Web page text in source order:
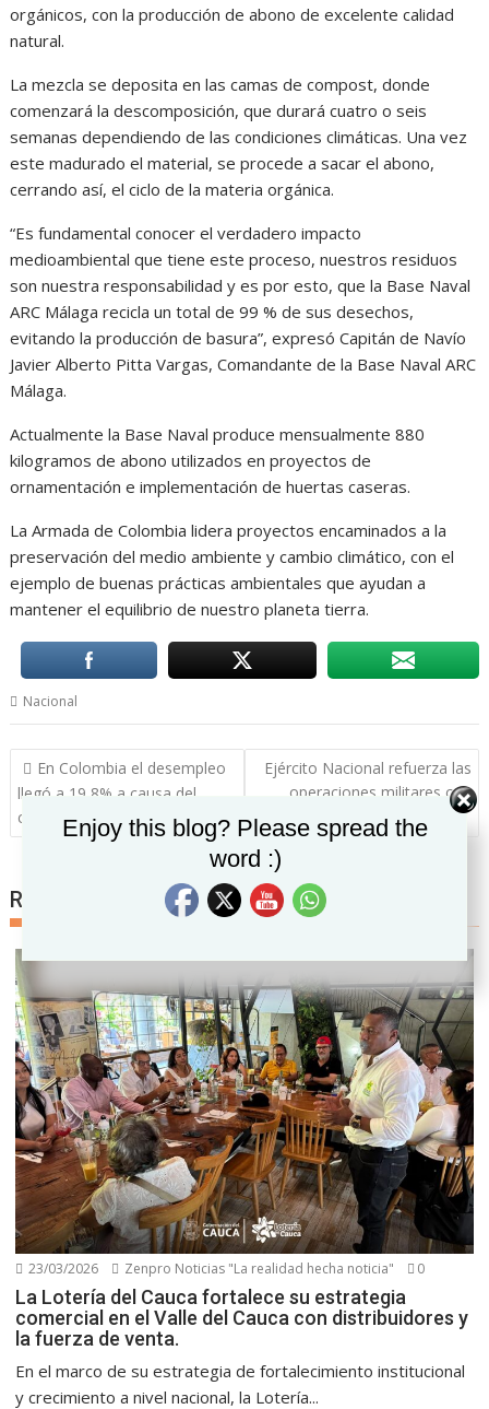
orgánicos, con la producción de abono de excelente calidad
natural.
La mezcla se deposita en las camas de compost, donde
comenzará la descomposición, que durará cuatro o seis
semanas dependiendo de las condiciones climáticas. Una vez
este madurado el material, se procede a sacar el abono,
cerrando así, el ciclo de la materia orgánica.
“Es fundamental conocer el verdadero impacto
medioambiental que tiene este proceso, nuestros residuos
son nuestra responsabilidad y es por esto, que la Base Naval
ARC Málaga recicla un total de 99 % de sus desechos,
evitando la producción de basura”, expresó Capitán de Navío
Javier Alberto Pitta Vargas, Comandante de la Base Naval ARC
Málaga.
Actualmente la Base Naval produce mensualmente 880
kilogramos de abono utilizados en proyectos de
ornamentación e implementación de huertas caseras.
La Armada de Colombia lidera proyectos encaminados a la
preservación del medio ambiente y cambio climático, con el
ejemplo de buenas prácticas ambientales que ayudan a
mantener el equilibrio de nuestro planeta tierra.
Nacional
Navegación
de
entradas
En Colombia el desempleo
llegó a 19,8% a causa del
coronavirus
Ejército Nacional refuerza las
operaciones militares con
binomios caninos
Related posts
23/03/2026 Zenpro Noticias "La realidad hecha noticia" 0
La Lotería del Cauca fortalece su estrategia
comercial en el Valle del Cauca con distribuidores y
la fuerza de venta.
En el marco de su estrategia de fortalecimiento institucional
y crecimiento a nivel nacional, la Lotería...
Enjoy this blog? Please spread the
word :)
Set Youtube Channel ID